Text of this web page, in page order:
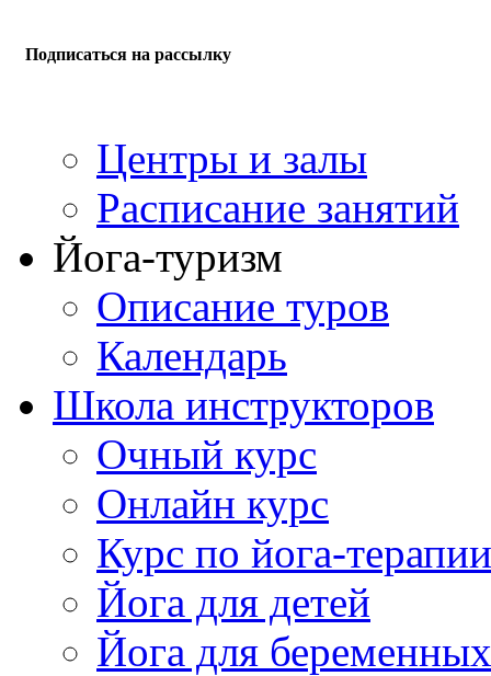
Подписаться на рассылку
Центры и залы
Расписание занятий
Йога-туризм
Описание туров
Календарь
Школа инструкторов
Очный курс
Онлайн курс
Курс по йога-терапии
Йога для детей
Йога для беременных